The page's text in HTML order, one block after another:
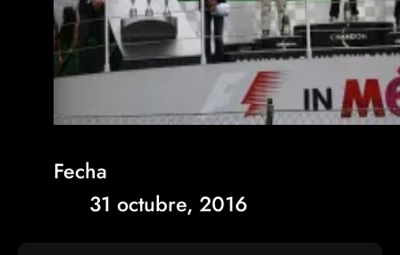
Fecha
31 octubre, 2016